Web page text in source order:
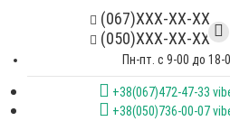
(067)XXX-XX-XX
(050)XXX-XX-XX
Пн-пт. с 9-00 до 18-
+38(067)472-47-33
+38(050)736-00-07